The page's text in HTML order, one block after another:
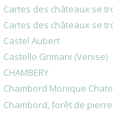
Cartes des châteaux se
Cartes des châteaux se
Castel Aubert
Castello Grimani (Venise)
CHAMBERY
Chambord Monique
Chambord, forêt de